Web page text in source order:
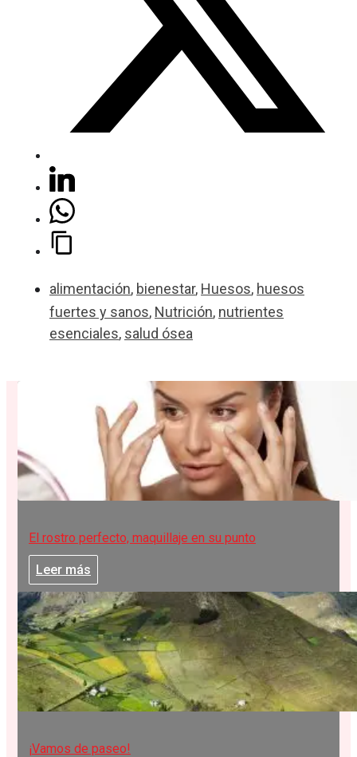
alimentación, bienestar, Huesos, huesos
fuertes y sanos, Nutrición, nutrientes
esenciales, salud ósea
El rostro perfecto, maquillaje en su punto
Leer más
¡Vamos de paseo!